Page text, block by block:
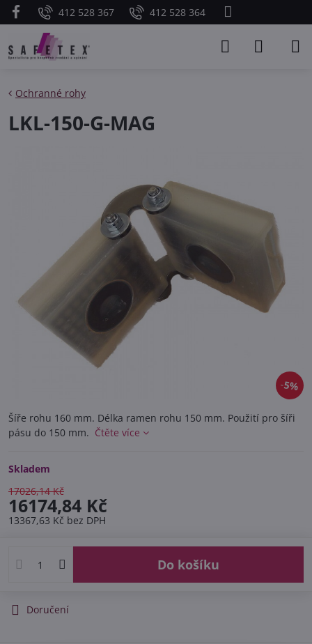
412 528 367 412 528 364
5%
Ochranné rohy
LKL-150-G-MAG
Šíře rohu 160 mm. Délka ramen rohu 150 mm. Použití pro šíři
pásu do 150 mm. Čtěte více
Skladem
17026,14 Kč
16174,84 Kč
13367,63 Kč bez DPH
Do košíku
Doručení